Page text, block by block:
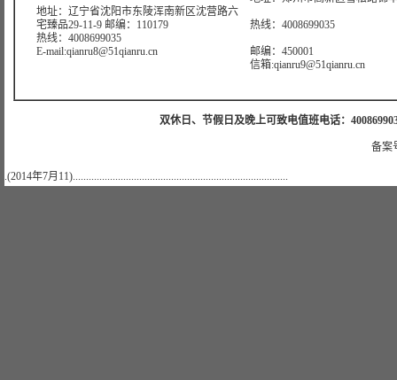
地址：辽宁省沈阳市东陵浑南新区沈营路六
宅臻品29-11-9 邮编：110179
热线：4008699035
E-mail:qianru8@51qianru.cn
热线：4008699035
邮编：450001
信箱:qianru9@51qianru.cn
双休日、节假日及晚上可致电值班电话：
备案
.(2014年7月11).................................................................................